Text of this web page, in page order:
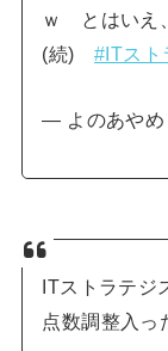
ｗ とはいえ
(続)#ITスト
— よのあや
ITストラテジ
点数調整入っ